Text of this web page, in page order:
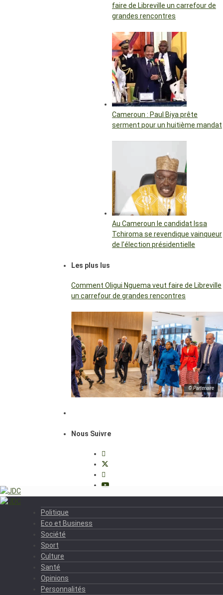
faire de Libreville un carrefour de
grandes rencontres
Cameroun : Paul Biya prête
serment pour un huitième mandat
Au Cameroun le candidat Issa
Tchiroma se revendique vainqueur
de l’élection présidentielle
Les plus lus
Comment Oligui Nguema veut faire de Libreville
un carrefour de grandes rencontres
© Partenaire
Nous Suivre
Politique
Eco et Business
Société
Sport
Culture
Santé
Opinions
Personnalités